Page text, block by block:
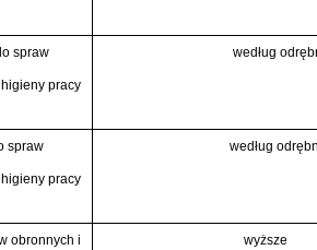
spraw
pracy
według
spraw
pracy
według
obronnych i wyższe